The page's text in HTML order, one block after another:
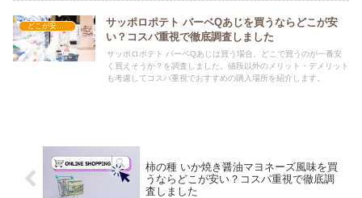
どこが安い？-お菓子・スイーツ・アイス
サッポロポテト バーベQあじを買うならどこが安
い？コスパ重視で徹底調査しました
サッポロポテト バーベQあじは買う場合、どこで買うのが一番安
く買えそうか？を調査しました。値段以外のメリット・デメリット
も考慮してコスパ重視でおすすめの購入場所を紹介します。
柿の種 いか焼き醤油マヨネーズ風味を買
うならどこが安い？コスパ重視で徹底調
査しました